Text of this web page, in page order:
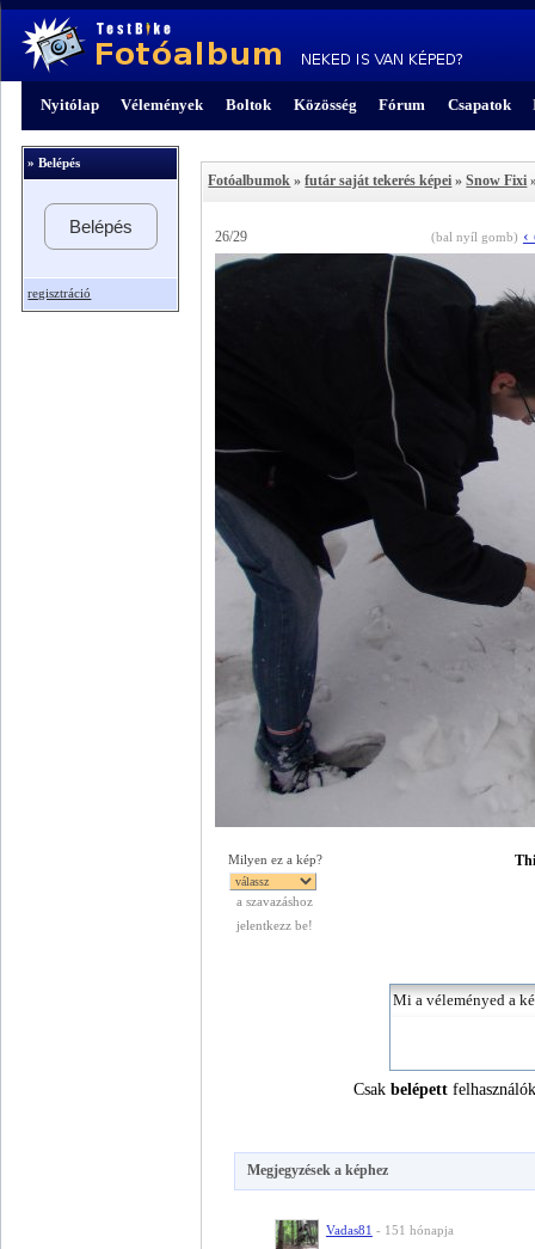
Nyitólap Vélemények Boltok Közösség Fórum Csapatok
» Belépés
Belépés
regisztráció
Fotóalbumok »futár saját tekerés képei »Snow Fixi
26/29 (bal nyíl gomb) ‹
Milyen ez a kép?
a szavazáshoz
jelentkezz be!
Csakbelépett
Megjegyzések a képhez
Vadas81 - 151 hónapja